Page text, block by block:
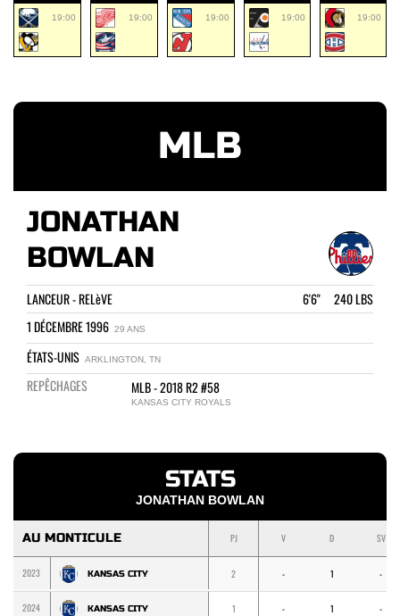
19:00 19:00 19:00 19:00 19:00
MLB
JONATHAN
BOWLAN
LANCEUR - RELèVE
6'6" 240 LBS
1 DÉCEMBRE 1996 29 ANS
ÉTATS-UNIS ARKLINGTON, TN
REPÊCHAGES MLB - 2018 R2 #58
KANSAS CITY ROYALS
STATS
JONATHAN BOWLAN
AU MONTICULE PJ V D SV
2023 KANSAS CITY 2 - 1 -
2024 KANSAS CITY 1 - 1 -